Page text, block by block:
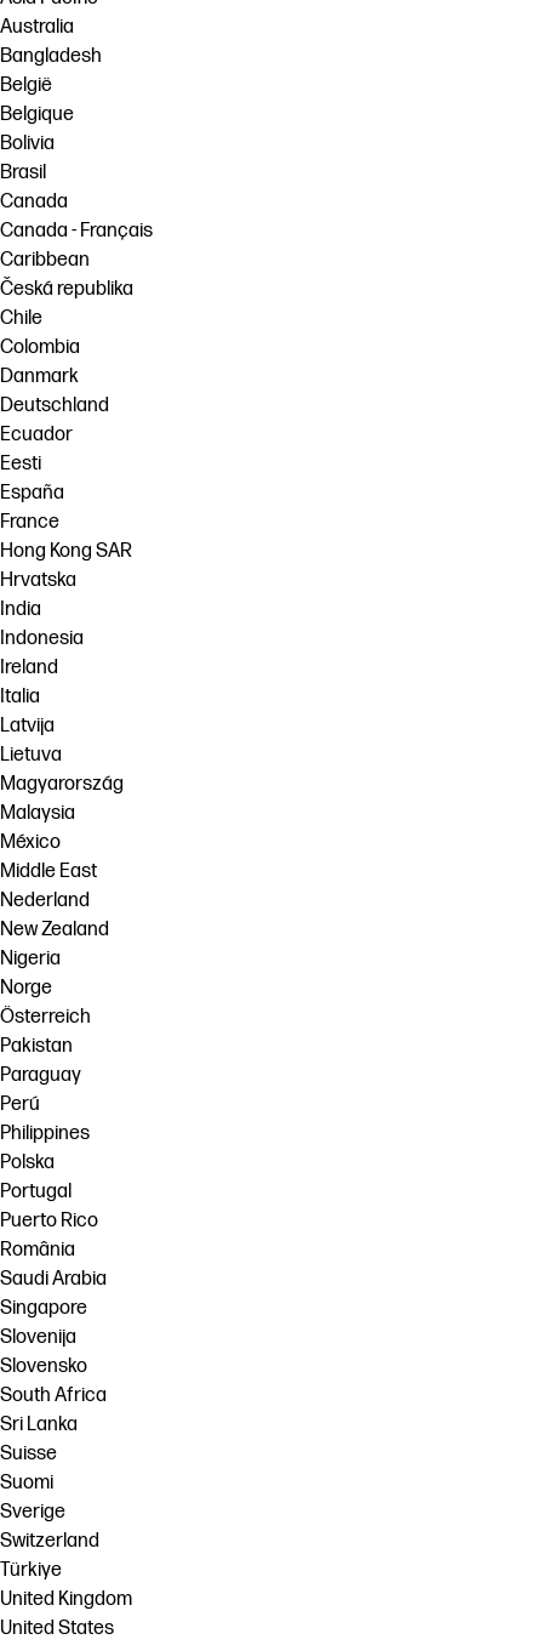
Australia
Bangladesh
België
Belgique
Bolivia
Brasil
Canada
Canada - Français
Caribbean
Česká republika
Chile
Colombia
Danmark
Deutschland
Ecuador
Eesti
España
France
Hong Kong SAR
Hrvatska
India
Indonesia
Ireland
Italia
Latvija
Lietuva
Magyarország
Malaysia
México
Middle East
Nederland
New Zealand
Nigeria
Norge
Österreich
Pakistan
Paraguay
Perú
Philippines
Polska
Portugal
Puerto Rico
România
Saudi Arabia
Singapore
Slovenija
Slovensko
South Africa
Sri Lanka
Suisse
Suomi
Sverige
Switzerland
Türkiye
United Kingdom
United States